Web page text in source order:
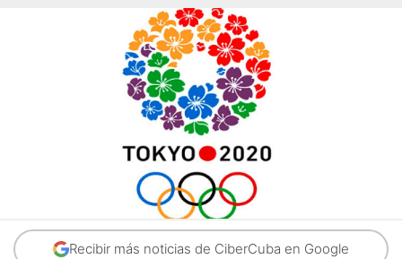
Recibir más noticias de CiberCuba en Google